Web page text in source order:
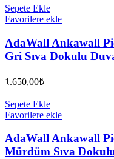
Sepete Ekle
Favorilere ekle
AdaWall Ankawall
Gri Sıva Dokulu
1.650,00₺
Sepete Ekle
Favorilere ekle
AdaWall Ankawall
Mürdüm Sıva